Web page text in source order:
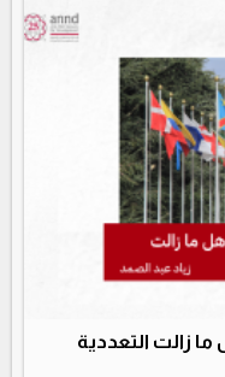
زالت التعددية